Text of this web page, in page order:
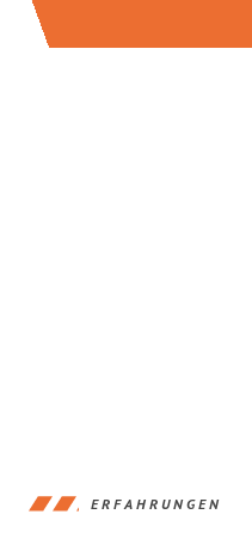
ERFAHRUNGEN